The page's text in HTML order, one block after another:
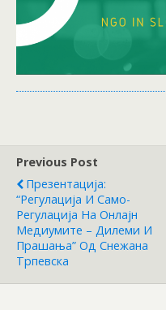
Previous Post
Презентација:
“Регулација И Само-
Регулација На Онлајн
Медиумите – Дилеми И
Прашања” Од Снежана
Трпевска